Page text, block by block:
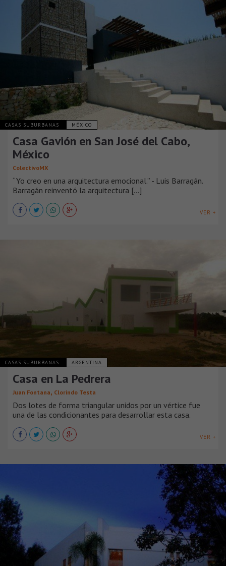
CASAS SUBURBANAS MÉXICO
Casa Gavión en San José del Cabo,
México
ColectivoMX
“Yo creo en una arquitectura emocional.” - Luis Barragán.
Barragán reinventó la arquitectura [...]
VER +
CASAS SUBURBANAS ARGENTINA
Casa en La Pedrera
Juan Fontana, Clorindo Testa
Dos lotes de forma triangular unidos por un vértice fue
una de las condicionantes para desarrollar esta casa.
VER +